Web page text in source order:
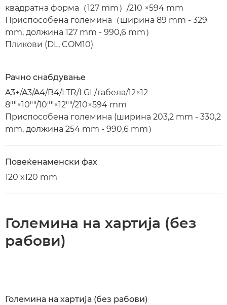
квадратна форма（127 mm）/210 ×594 mm
Приспособена големина（ширина 89 mm - 329
mm, должина 127 mm - 990,6 mm）
Пликови (DL, COM10)
Рачно снабдување
A3+/A3/A4/B4/LTR/LGL/табела/12×12
8""×10""/10""×12""/210×594 mm
Приспособена големина (ширина 203,2 mm - 330,2
mm, должина 254 mm - 990,6 mm）
Повеќенаменски фах
120 x120 mm
Големина на хартија (без
рабови)
Големина на хартија (без рабови)